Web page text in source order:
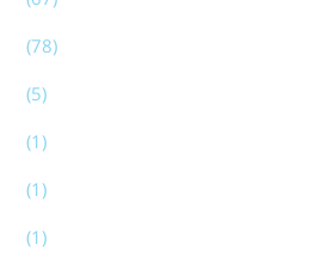
(78)
(5)
(1)
(1)
(1)